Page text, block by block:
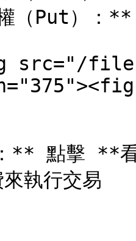
files/
** 點擊 **
執行交易